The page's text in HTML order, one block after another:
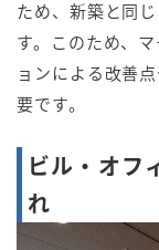
ため、新築と同
す。このため、
ョンによる改善
要です。
ビル・オフ
れ